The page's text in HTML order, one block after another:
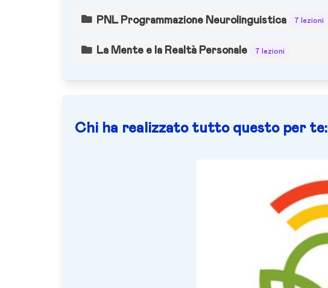
PNL Programmazione Neurolinguistica 7 lezioni
La Mente e la Realtà Personale 7 lezioni
Chi ha realizzato tutto questo per te: